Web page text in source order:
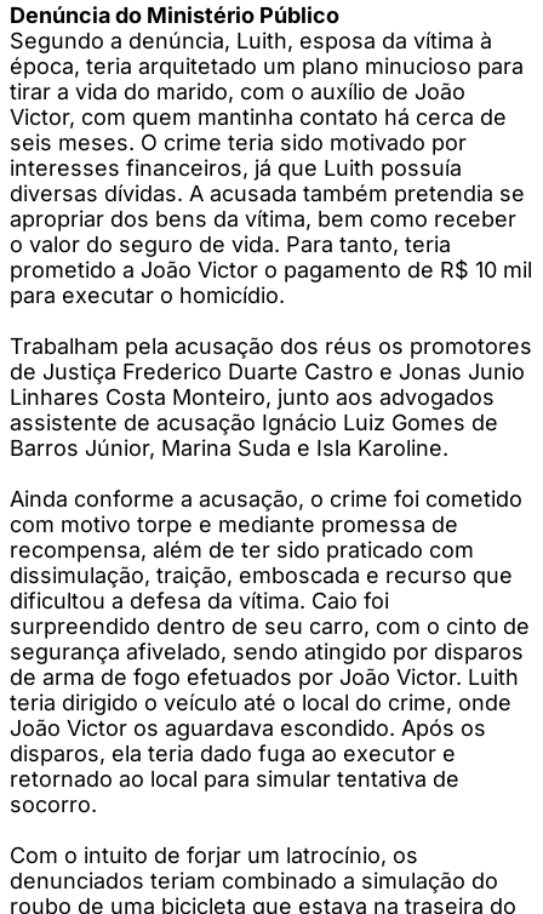
Denúncia do Ministério Público
Segundo a denúncia, Luith, esposa da vítima à
época, teria arquitetado um plano minucioso para
tirar a vida do marido, com o auxílio de João
Victor, com quem mantinha contato há cerca de
seis meses. O crime teria sido motivado por
interesses financeiros, já que Luith possuía
diversas dívidas. A acusada também pretendia se
apropriar dos bens da vítima, bem como receber
o valor do seguro de vida. Para tanto, teria
prometido a João Victor o pagamento de R$ 10 mil
para executar o homicídio.
Trabalham pela acusação dos réus os promotores
de Justiça Frederico Duarte Castro e Jonas Junio
Linhares Costa Monteiro, junto aos advogados
assistente de acusação Ignácio Luiz Gomes de
Barros Júnior, Marina Suda e Isla Karoline.
Ainda conforme a acusação, o crime foi cometido
com motivo torpe e mediante promessa de
recompensa, além de ter sido praticado com
dissimulação, traição, emboscada e recurso que
dificultou a defesa da vítima. Caio foi
surpreendido dentro de seu carro, com o cinto de
segurança afivelado, sendo atingido por disparos
de arma de fogo efetuados por João Victor. Luith
teria dirigido o veículo até o local do crime, onde
João Victor os aguardava escondido. Após os
disparos, ela teria dado fuga ao executor e
retornado ao local para simular tentativa de
socorro.
Com o intuito de forjar um latrocínio, os
denunciados teriam combinado a simulação do
roubo de uma bicicleta que estava na traseira do